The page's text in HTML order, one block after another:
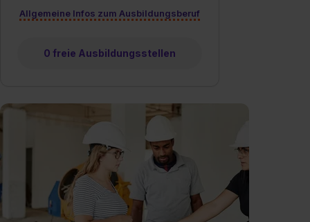
Allgemeine Infos zum Ausbildungsberuf
0 freie Ausbildungsstellen